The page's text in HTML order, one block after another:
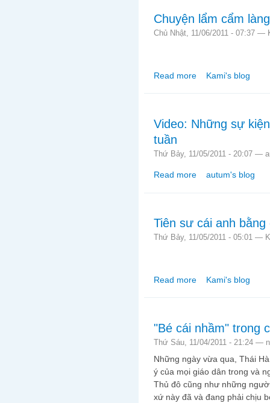
Chuyện lẩm cẩm
Chủ Nhật, 11/06/2011 - 07:37 —
Read more about Chuyện lẩm
Kami's blog
Video: Những sự
tuần
Thứ Bảy, 11/05/2011 - 20:07 —
Read more about Video: Những
autum's blog
Tiên sư cái anh
Thứ Bảy, 11/05/2011 - 05:01 —
Read more about Tiên sư cái
Kami's blog
"Bé cái nhầm" trong
Thứ Sáu, 11/04/2011 - 21:24 —
Những ngày vừa qua, Thái
ý của mọi giáo dân trong và
Thủ đô cũng như những
xứ này đã và đang phải chịu